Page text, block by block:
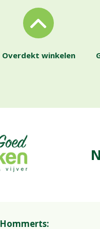
Overdekt winkelen
Hommerts: